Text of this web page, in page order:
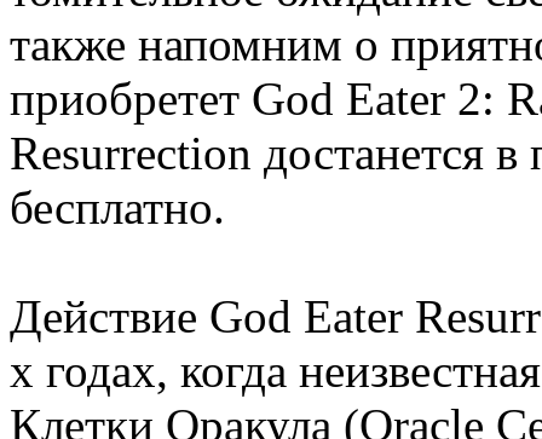
также напомним о
приобретет God Eater 2:
Resurrection достанется
бесплатно.
Действие God Eater
х годах, когда
Клетки Оракула (Oracle